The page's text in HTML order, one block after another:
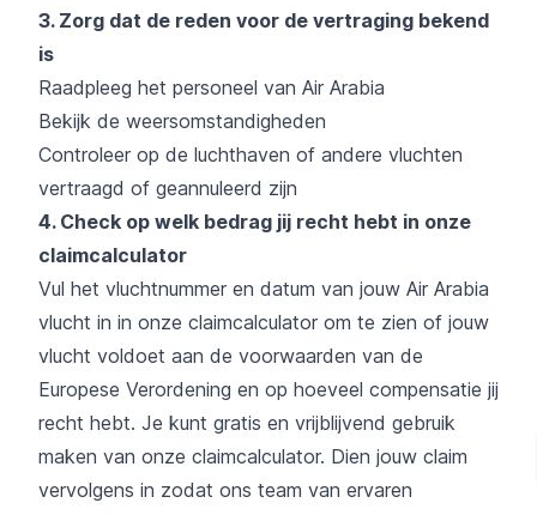
3. Zorg dat de reden voor de vertraging bekend
is
Raadpleeg het personeel van Air Arabia
Bekijk de weersomstandigheden
Controleer op de luchthaven of andere vluchten
vertraagd of geannuleerd zijn
4. Check op welk bedrag jij recht hebt in onze
claimcalculator
Vul het vluchtnummer en datum van jouw Air Arabia
vlucht in in onze claimcalculator om te zien of jouw
vlucht voldoet aan de voorwaarden van de
Europese Verordening en op hoeveel compensatie jij
recht hebt. Je kunt gratis en vrijblijvend gebruik
maken van onze claimcalculator. Dien jouw claim
vervolgens in zodat ons team van ervaren